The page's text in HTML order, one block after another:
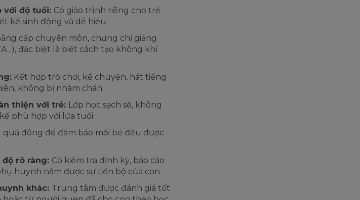
với độ tuổi: Có giáo trình riêng cho trẻ
kế sinh động và dễ hiểu.
cấp chuyên môn, chứng chỉ giảng
đặc biệt là biết cách tạo không khí
Kết hợp trò chơi, kể chuyện, hát tiếng
không bị nhàm chán.
thiện với trẻ: Lớp học sạch sẽ, không
phù hợp với lứa tuổi.
quá đông để đảm bảo mỗi bé đều được
rõ ràng: Có kiểm tra định kỳ, báo cáo
huynh nắm được sự tiến bộ của con.
khác: Trung tâm được đánh giá tốt